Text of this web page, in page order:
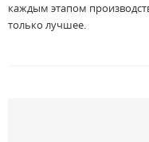
каждым этапом
только лучшее.